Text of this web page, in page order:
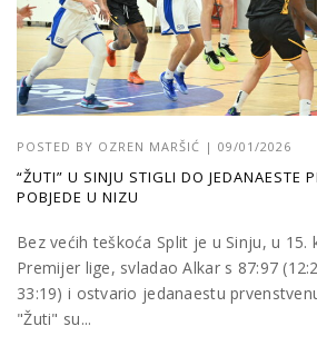
POSTED BY OZREN MARŠIĆ | 09/01/2026
“ŽUTI” U SINJU STIGLI DO JEDANAESTE
POBJEDE U NIZU
Bez većih teškoća Split je u Sinju, u 15.
Premijer lige, svladao Alkar s 87:97
33:19) i ostvario jedanaestu
"Žuti" su...